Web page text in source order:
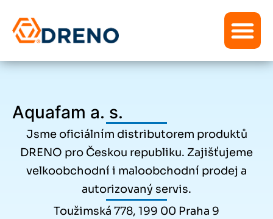
Aquafam a. s.
Jsme oficiálním distributorem produktů
DRENO pro Českou republiku. Zajišťujeme
velkoobchodní i maloobchodní prodej a
autorizovaný servis.
Toužimská 778, 199 00 Praha 9